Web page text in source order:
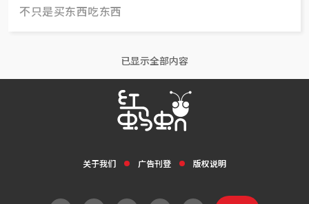
不只是买东西吃东西
已显示全部内容
关于我们 广告刊登 版权说明